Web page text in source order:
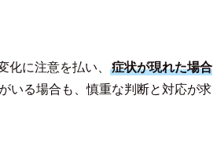
に注意を払い、
症状が現れた場合
いる場合も、慎重な判断と対応が求